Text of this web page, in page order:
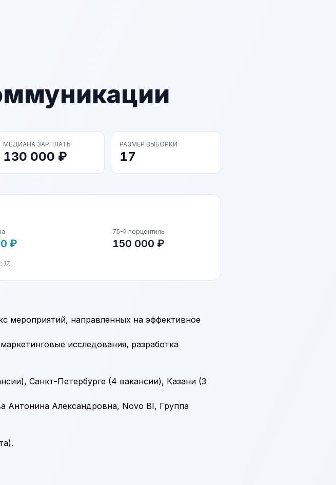
МЕДИАНА ЗАРПЛАТЫ
130 000 ₽
РАЗМЕР ВЫБОРКИ
17
₽
75-й перцентиль
150 000 ₽
17.
мероприятий, направленных на эффективное
исследования, разработка
Санкт-Петербурге (4 вакансии), Казани (3
Антонина Александровна, Novo BI, Группа